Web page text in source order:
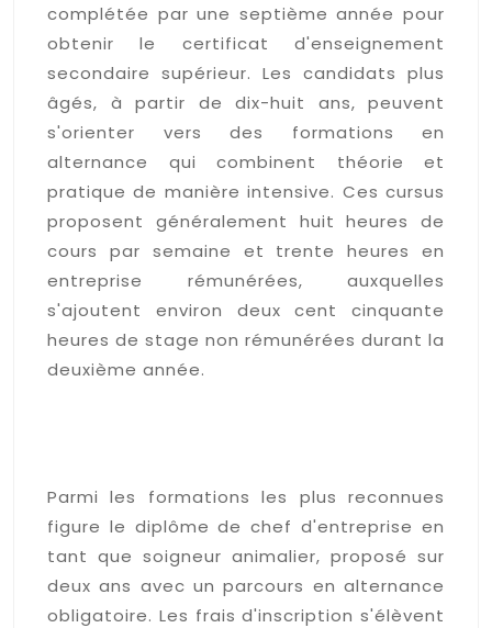
complétée par une septième année pour
obtenir le certificat d'enseignement
secondaire supérieur. Les candidats plus
âgés, à partir de dix-huit ans, peuvent
s'orienter vers des formations en
alternance qui combinent théorie et
pratique de manière intensive. Ces cursus
proposent généralement huit heures de
cours par semaine et trente heures en
entreprise rémunérées, auxquelles
s'ajoutent environ deux cent cinquante
heures de stage non rémunérées durant la
deuxième année.
Parmi les formations les plus reconnues
figure le diplôme de chef d'entreprise en
tant que soigneur animalier, proposé sur
deux ans avec un parcours en alternance
obligatoire. Les frais d'inscription s'élèvent